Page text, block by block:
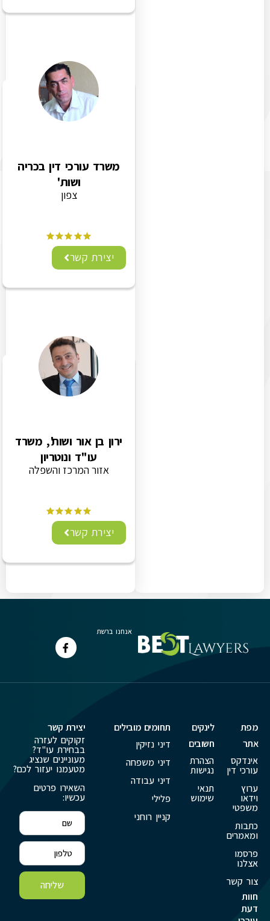
משרד עורכי דין בכריה
ושות'
צפון
יצירת קשר
ירון בן אור ושות', משרד
עו"ד ונוטריון
אזור המרכז והשפלה
יצירת קשר
אנחנו ברשת
מפת
אתר
אינדקס
עורכי דין
ערוץ
וידאו
משפטי
כתבות
ומאמרים
פרסמו
אצלנו
צור קשר
חוות
דעת
לינקים
חשובים
הצהרת
נגישות
תנאי
שימוש
תחומים מובילים
דיני נזיקין
דיני משפחה
דיני עבודה
פלילי
קניין רוחני
יצירת קשר
זקוקים לעזרה
בבחירת עו"ד?
מעוניינים שנציג
מטעמנו יעזור לכם?
השאירו פרטים
עכשיו:
שליחה